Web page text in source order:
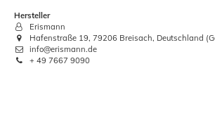
Hersteller
Erismann
Hafenstraße 19, 79206 Breisach, Deutschland
info@erismann.de
+ 49 7667 9090